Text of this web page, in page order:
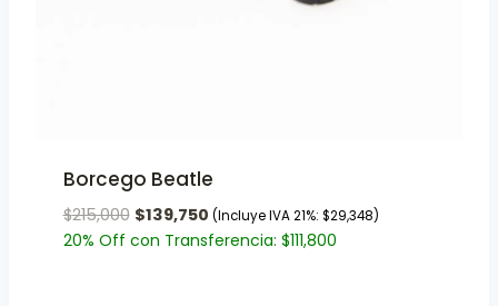
Borcego Beatle
$215,000 $139,750 (Incluye IVA 21%: $29,348)
20% Off con Transferencia: $111,800